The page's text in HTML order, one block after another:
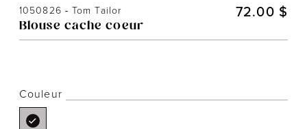
1050826 - Tom Tailor
Blouse cache coeur
72.00 $
Couleur